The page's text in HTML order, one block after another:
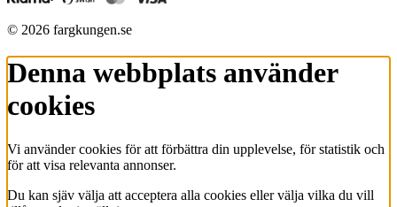
© 2026 fargkungen.se
Denna webbplats använder
cookies
Vi använder cookies för att förbättra din upplevelse, för statistik och
för att visa relevanta annonser.
Du kan sjäv välja att acceptera alla cookies eller välja vilka du vill